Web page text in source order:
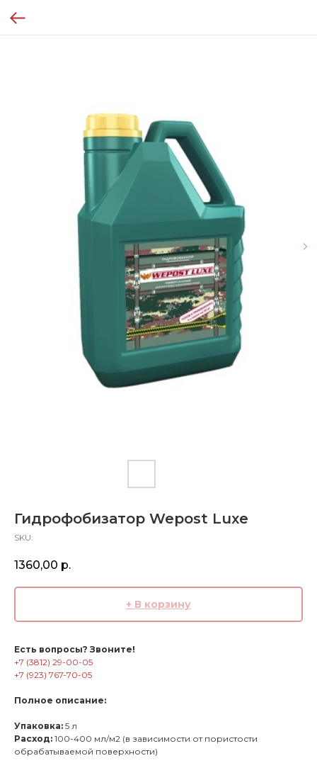
Гидрофобизатор Wepost Luxe
SKU:
1360,00 р.
+ В корзину
Есть вопросы? Звоните!
+7 (3812) 29-00-05
+7 (923) 767-70-05
Полное описание:
Упаковка: 5 л
Расход: 100-400 мл/м2 (в зависимости от пористости
обрабатываемой поверхности)